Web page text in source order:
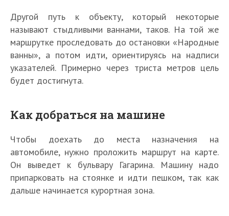
Другой путь к объекту, который некоторые
называют стыдливыми ваннами, таков. На той же
маршрутке проследовать до остановки «Народные
ванны», а потом идти, ориентируясь на надписи
указателей. Примерно через триста метров цель
будет достигнута.
Как добраться на машине
Чтобы доехать до места назначения на
автомобиле, нужно проложить маршрут на карте.
Он выведет к бульвару Гагарина. Машину надо
припарковать на стоянке и идти пешком, так как
дальше начинается курортная зона.